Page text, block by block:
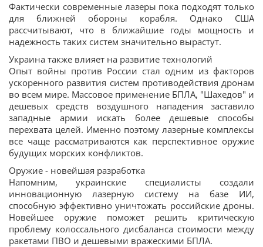
Фактически современные лазеры пока подходят только
для ближней обороны корабля. Однако США
рассчитывают, что в ближайшие годы мощность и
надежность таких систем значительно вырастут.
Украина также влияет на развитие технологий
Опыт войны против России стал одним из факторов
ускоренного развития систем противодействия дронам
во всем мире. Массовое применение БПЛА, "Шахедов" и
дешевых средств воздушного нападения заставило
западные армии искать более дешевые способы
перехвата целей. Именно поэтому лазерные комплексы
все чаще рассматриваются как перспективное оружие
будущих морских конфликтов.
Оружие - новейшая разработка
Напомним, украинские специалисты создали
инновационную лазерную систему на базе ИИ,
способную эффективно уничтожать российские дроны.
Новейшее оружие поможет решить критическую
проблему колоссального дисбаланса стоимости между
ракетами ПВО и дешевыми вражескими БПЛА.